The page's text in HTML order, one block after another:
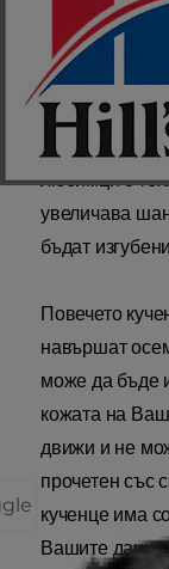
Някои
домашен
вътрешната
днешно време
ефективен
любимци с
увеличава
бъдат
Повечето
навършат
може да бъде
кожата на
движи и не
прочетен със
кученце има
Вашите данни